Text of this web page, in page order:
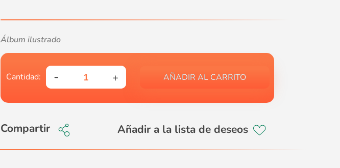
Álbum ilustrado
AÑADIR AL CARRITO
Compartir